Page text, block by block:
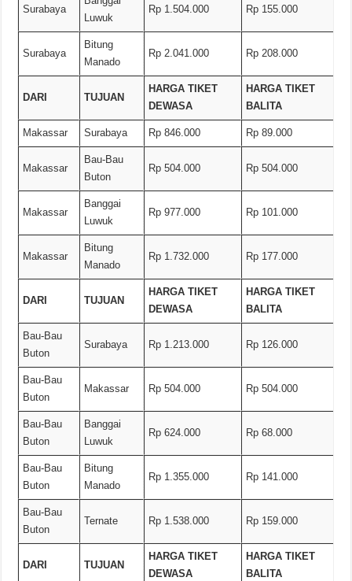
Surabaya
Luwuk
Rp 1.504.000 Rp 155.000
Surabaya
Bitung
Manado
Rp 2.041.000 Rp 208.000
DARI TUJUAN
HARGA TIKET
DEWASA
HARGA TIKET
BALITA
Makassar Surabaya Rp 846.000 Rp 89.000
Makassar
Bau-Bau
Buton
Rp 504.000 Rp 504.000
Makassar
Banggai
Luwuk
Rp 977.000 Rp 101.000
Makassar
Bitung
Manado
Rp 1.732.000 Rp 177.000
DARI TUJUAN
HARGA TIKET
DEWASA
HARGA TIKET
BALITA
Bau-Bau
Buton
Surabaya Rp 1.213.000 Rp 126.000
Bau-Bau
Buton
Makassar Rp 504.000 Rp 504.000
Bau-Bau
Buton
Banggai
Luwuk
Rp 624.000 Rp 68.000
Bau-Bau
Buton
Bitung
Manado
Rp 1.355.000 Rp 141.000
Bau-Bau
Buton
Ternate Rp 1.538.000 Rp 159.000
DARI TUJUAN
HARGA TIKET
DEWASA
HARGA TIKET
BALITA